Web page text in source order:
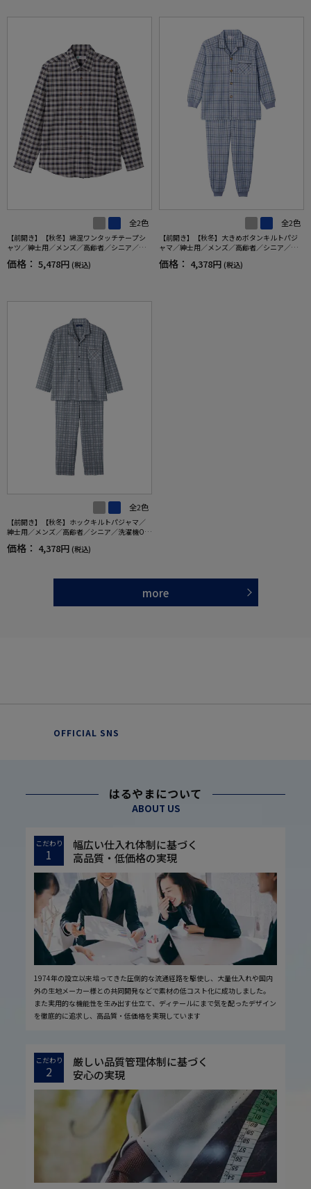
全2色
【前開き】【秋冬】綿混ワンタッチテープシ
ャツ／紳士用／メンズ／高齢者／シニア／名
前記入欄付／介護／入居／ギフト／プレゼン
ト 【CF】
価格： 5,478円 (税込)
全2色
【前開き】【秋冬】大きめボタンキルトパジ
ャマ／紳士用／メンズ／高齢者／シニア／寝
巻／ラグラン袖／ギフト／プレゼント 【C
F】
価格： 4,378円 (税込)
全2色
【前開き】【秋冬】ホックキルトパジャマ／
紳士用／メンズ／高齢者／シニア／洗濯機OK
／ホックボタン／ギフト／プレゼント 【C
F】
価格： 4,378円 (税込)
more
OFFICIAL SNS
はるやまについて
ABOUT US
こだわり
1
幅広い仕入れ体制に基づく
高品質・低価格の実現
1974年の設立以来培ってきた圧倒的な流通経路を駆使し、大量仕入れや国内
外の生地メーカー様との共同開発などで素材の低コスト化に成功しました。
また実用的な機能性を生み出す仕立て、ディテールにまで気を配ったデザイン
を徹底的に追求し、高品質・低価格を実現しています
こだわり
2
厳しい品質管理体制に基づく
安心の実現